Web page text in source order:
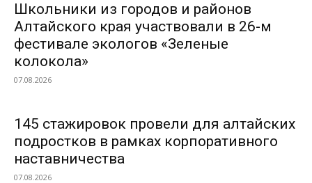
Школьники из городов и районов
Алтайского края участвовали в 26-м
фестивале экологов «Зеленые
колокола»
07.08.2026
145 стажировок провели для алтайских
подростков в рамках корпоративного
наставничества
07.08.2026